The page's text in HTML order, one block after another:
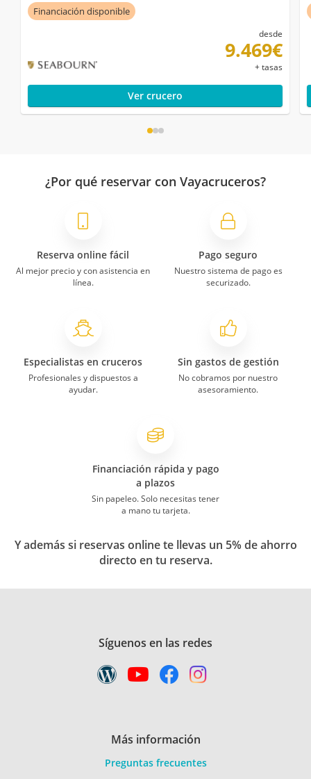
Financiación disponible
desde
9.469€
+ tasas
Ver crucero
¿Por qué reservar con Vayacruceros?
Reserva online fácil
Al mejor precio y con asistencia en
línea.
Pago seguro
Nuestro sistema de pago es
securizado.
Especialistas en cruceros
Profesionales y dispuestos a
ayudar.
Sin gastos de gestión
No cobramos por nuestro
asesoramiento.
Financiación rápida y pago
a plazos
Sin papeleo. Solo necesitas tener
a mano tu tarjeta.
Y además si reservas online te llevas un 5% de ahorro
directo en tu reserva.
Síguenos en las redes
Más información
Preguntas frecuentes